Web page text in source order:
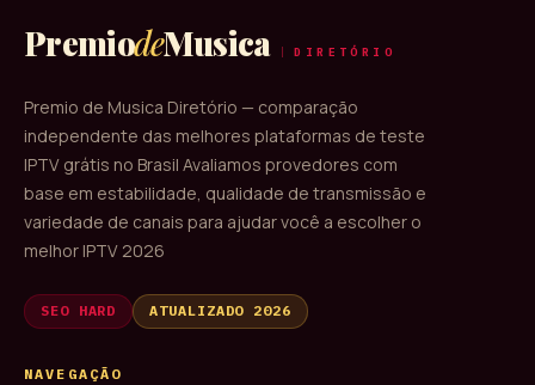
PremiodeMusica DIRETÓRIO
Premio de Musica Diretório — comparação
independente das melhores plataformas de teste
IPTV grátis no Brasil Avaliamos provedores com
base em estabilidade, qualidade de transmissão e
variedade de canais para ajudar você a escolher o
melhor IPTV 2026
SEO HARD ATUALIZADO 2026
NAVEGAÇÃO